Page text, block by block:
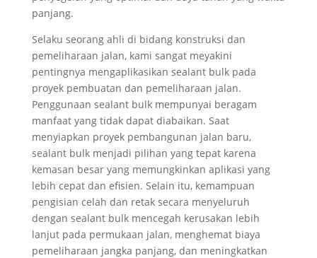
panjang.
Selaku seorang ahli di bidang konstruksi dan
pemeliharaan jalan, kami sangat meyakini
pentingnya mengaplikasikan sealant bulk pada
proyek pembuatan dan pemeliharaan jalan.
Penggunaan sealant bulk mempunyai beragam
manfaat yang tidak dapat diabaikan. Saat
menyiapkan proyek pembangunan jalan baru,
sealant bulk menjadi pilihan yang tepat karena
kemasan besar yang memungkinkan aplikasi yang
lebih cepat dan efisien. Selain itu, kemampuan
pengisian celah dan retak secara menyeluruh
dengan sealant bulk mencegah kerusakan lebih
lanjut pada permukaan jalan, menghemat biaya
pemeliharaan jangka panjang, dan meningkatkan